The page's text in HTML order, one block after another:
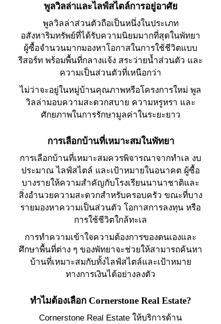
พูลวิลล่าและไลฟ์สไตล์การอยู่อาศัย
พูลวิลล่าส่วนตัวถือเป็นหนึ่งในประเภท
อสังหาริมทรัพย์ที่ได้รับความนิยมมากที่สุดในพัทยา
ผู้ซื้อจำนวนมากมองหาโอกาสในการใช้ชีวิตแบบ
รีสอร์ท พร้อมพื้นที่กลางแจ้ง สระว่ายน้ำส่วนตัว และ
ความเป็นส่วนตัวที่เหนือกว่า
ไม่ว่าจะอยู่ในหมู่บ้านคุณภาพหรือโครงการใหม่ พูล
วิลล่ามอบความสะดวกสบาย ความหรูหรา และ
ศักยภาพในการรักษามูลค่าในระยะยาว
การเลือกบ้านที่เหมาะสมในพัทยา
การเลือกบ้านที่เหมาะสมควรพิจารณาจากทำเล งบ
ประมาณ ไลฟ์สไตล์ และเป้าหมายในอนาคต ผู้ซื้อ
บางรายให้ความสำคัญกับโรงเรียนนานาชาติและ
สิ่งอำนวยความสะดวกสำหรับครอบครัว ขณะที่บาง
รายมองหาความเป็นส่วนตัว โอกาสการลงทุน หรือ
การใช้ชีวิตใกล้ทะเล
การทำความเข้าใจความต้องการของตนเองและ
ศึกษาพื้นที่ต่าง ๆ ของพัทยาจะช่วยให้สามารถค้นหา
บ้านที่เหมาะสมกับทั้งไลฟ์สไตล์และเป้าหมาย
ทางการเงินได้อย่างลงตัว
ทำไมต้องเลือก Cornerstone Real Estate?
Cornerstone Real Estate ให้บริการด้าน